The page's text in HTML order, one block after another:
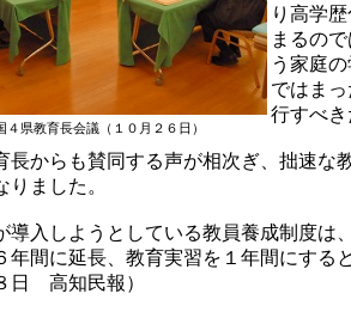
４県教育長会議（１０月２６日）
り高学
まるの
う家庭
ではま
行すべ
長からも賛同する声が相次ぎ、拙速な
りました。
導入しようとしている教員養成制度は
年間に延長、教育実習を１年間にす
日 高知民報）